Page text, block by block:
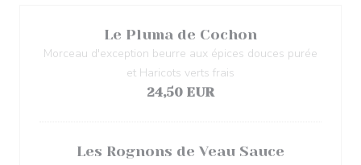
Le Pluma de Cochon
Morceau d'exception beurre aux épices douces purée
et Haricots verts frais
24,50 EUR
Les Rognons de Veau Sauce